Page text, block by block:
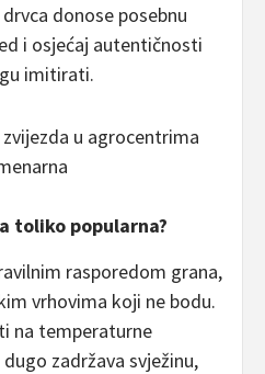
donose posebnu
i osjećaj autentičnosti
imitirati.
u agrocentrima
toliko popularna?
rasporedom grana,
vrhovima koji ne bodu.
na temperaturne
zadržava svježinu,